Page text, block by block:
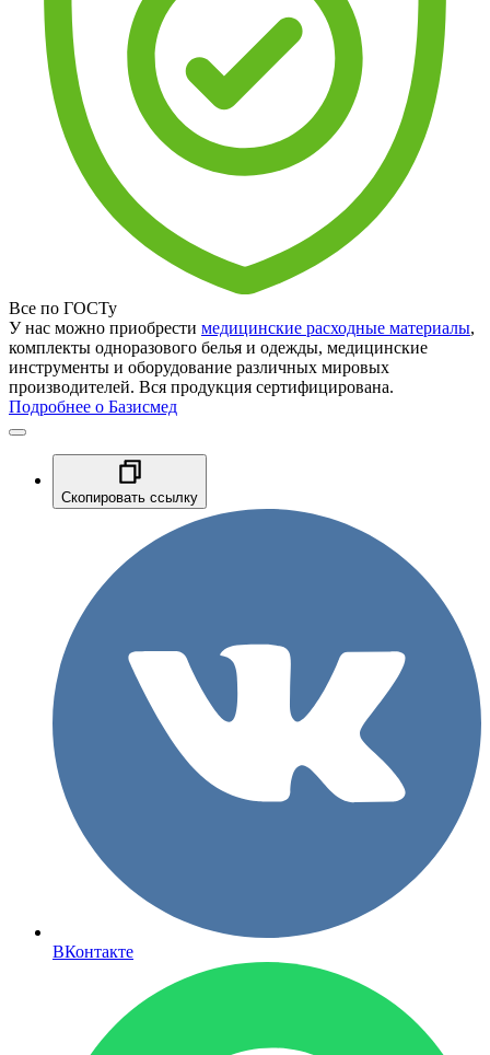
Все по ГОСТу
У нас можно приобрести медицинские расходные материалы,
комплекты одноразового белья и одежды, медицинские
инструменты и оборудование различных мировых
производителей. Вся продукция сертифицирована.
Подробнее о Базисмед
Скопировать ссылку
ВКонтакте